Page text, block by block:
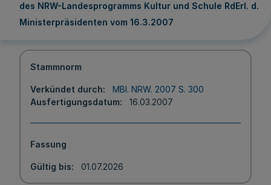
des NRW-Landesprogramms Kultur und Schule RdErl. d.
Ministerpräsidenten vom 16.3.2007
Stammnorm
Verkündet durch
MBl. NRW. 2007 S. 300
Ausfertigungsdatum
16.03.2007
Fassung
Gültig bis 01.07.2026